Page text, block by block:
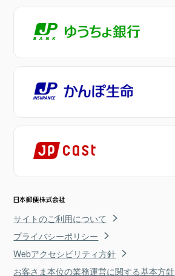
サイトのご利用について
プライバシーポリシー
Webアクセシビリティ方針
お客さま本位の業務運営に関する基本方針